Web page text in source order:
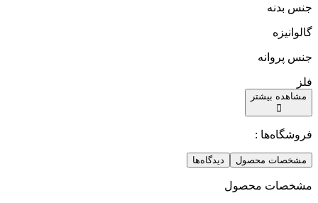
جنس بدنه
گالوانیزه
جنس پروانه
فلز
مشاهده بیشتر
فروشگاه‌ها :
مشخصات محصول دیدگاه‌ها
مشخصات محصول